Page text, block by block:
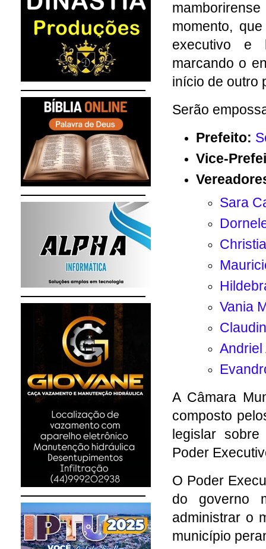
momento,
executivo e
marcando o
início de outro
Serão
Prefeito:
Vice-
Sara
Vania
A Câmara
composto
legislar
Poder
O Poder
do governo
administrar o
município